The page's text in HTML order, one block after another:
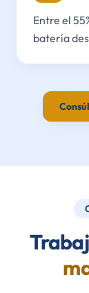
Entre el
batería